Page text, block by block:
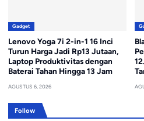
Gadget
Lenovo Yoga 7i 2-in-1 16 Inci
Turun Harga Jadi Rp13 Jutaan,
Laptop Produktivitas dengan
Baterai Tahan Hingga 13 Jam
AGUSTUS 6, 2026
Follow